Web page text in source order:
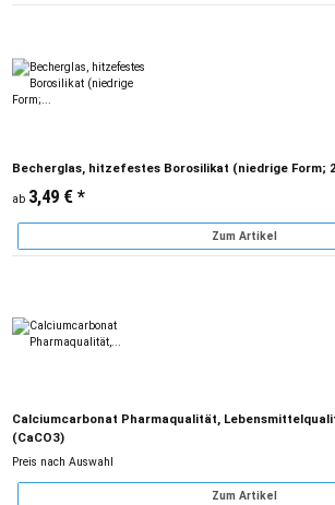
Becherglas, hitzefestes Borosilikat (niedrige Form;
ab 3,49 € *
Zum Artikel
Calciumcarbonat Pharmaqualität,
(CaCO3)
Preis nach Auswahl
Zum Artikel